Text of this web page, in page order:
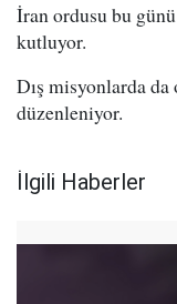
İran ordusu bu
kutluyor.
Dış misyonlarda
düzenleniyor.
İlgili Haberler